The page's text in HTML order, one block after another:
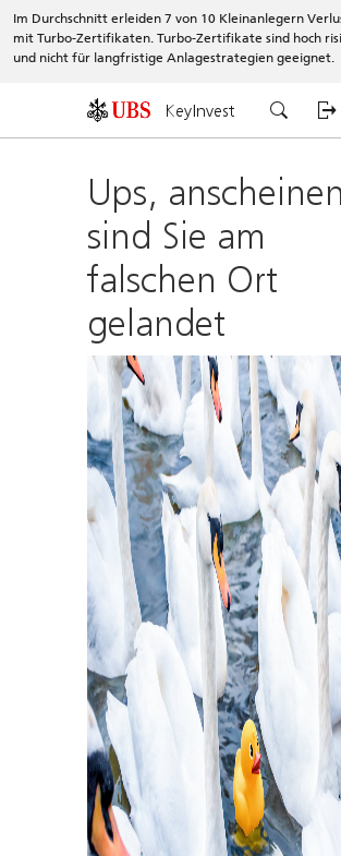
Im Durchschnitt erleiden 7 von 10 Kleinanlegern
mit Turbo-Zertifikaten. Turbo-Zertifikate sind hoch
und nicht für langfristige Anlagestrategien geeignet.
KeyInvest
Ups,
sind Sie am
falschen Ort
gelandet